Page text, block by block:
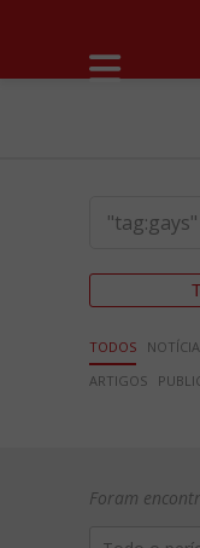
TODOS
ARTIGOS
Foram